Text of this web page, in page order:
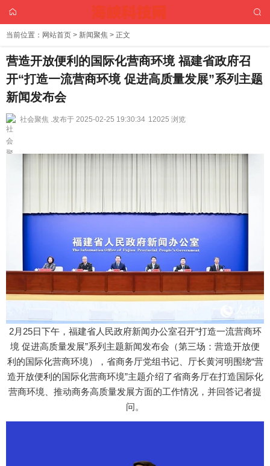
当前位置： 网站首页 > 新闻聚焦 > 正文
营造开放便利的国际化营商环境 福建省政府召
开“打造一流营商环境 促进高质量发展”系列主题
新闻发布会
社会聚焦 .发布于 2025-02-25 19:30:34 12025 浏览
2月25日下午，福建省人民政府新闻办公室召开“打造一流营商环
境 促进高质量发展”系列主题新闻发布会（第三场：营造开放便
利的国际化营商环境），省商务厅党组书记、厅长黄河明围绕“营
造开放便利的国际化营商环境”主题介绍了省商务厅在打造国际化
营商环境、推动商务高质量发展方面的工作情况，并回答记者提
问。